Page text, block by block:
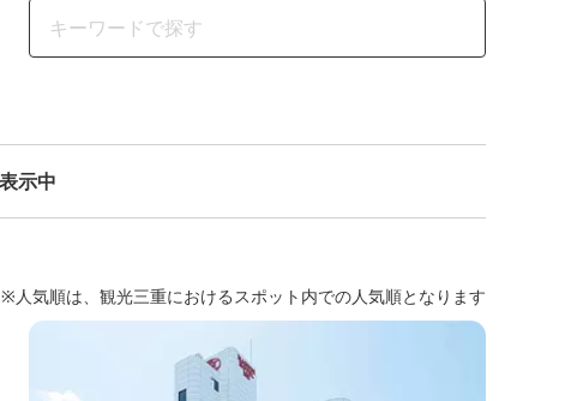
示中
※人気順は、観光三重におけるスポット内での人気順となります